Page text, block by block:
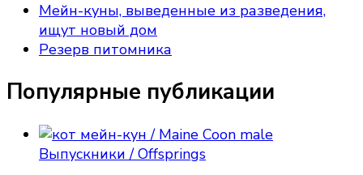
Мейн-куны, выведенные из разведения,
ищут новый дом
Резерв питомника
Популярные публикации
Выпускники / Offsprings